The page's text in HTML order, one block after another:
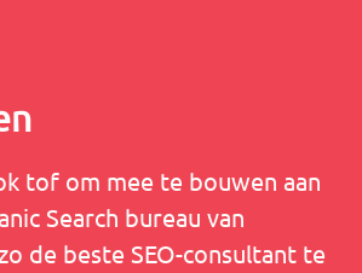
tof om mee te bouwen aan
Search bureau van
de beste SEO-consultant te